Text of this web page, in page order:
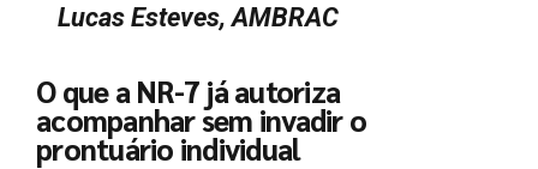
Lucas Esteves, AMBRAC
O que a NR-7 já autoriza
acompanhar sem invadir o
prontuário individual